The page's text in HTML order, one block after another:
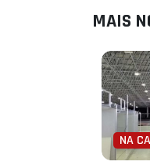
MAIS
NA